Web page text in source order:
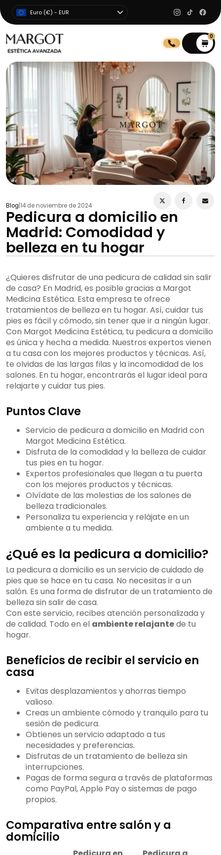
Euro (€) - EUR
0
Blog 14 de noviembre de 2024
Pedicura a domicilio en
Madrid: Comodidad y
belleza en tu hogar
¿Quieres disfrutar de una pedicura de calidad sin salir
de casa? En Madrid, es posible gracias a Margot
Medicina Estética. Esta empresa te ofrece
tratamientos de belleza en tu hogar. Así, cuidar tus
pies es fácil y cómodo, sin tener que ir a ningún lugar.
Con Margot Medicina Estética, tu pedicura a domicilio
es única y hecha a medida. Nuestros expertos vienen
a tu casa con los mejores productos y técnicas. Así,
te olvidas de las largas filas y la incomodidad de los
salones. En tu hogar, encontrarás el lugar ideal para
relajarte y cuidar tus pies.
Puntos Clave
Servicio de pedicura a domicilio en Madrid con
Margot Medicina Estética.
Disfruta de la comodidad y la belleza de cuidar
tus pies en tu hogar.
Expertos profesionales que llegan a tu puerta
con los mejores productos y técnicas.
Olvídate de las molestias de los salones de
belleza tradicionales.
Personaliza tu experiencia y relájate en un
ambiente a tu medida.
¿Qué es la pedicura a domicilio?
La pedicura a domicilio es un servicio de cuidado de
pies que se hace en tu casa. No necesitas ir a un
salón. Es una forma de disfrutar de un tratamiento de
belleza sin salir de casa.
Con este servicio, recibes atención personalizada y
de calidad. Todo en el ambiente relajantede tu
hogar.
Beneficios de recibir el servicio en
casa
Evitas desplazamientos y ahorras tiempo
valioso.
Creas un ambiente cómodo y tranquilo para tu
sesión de pedicura.
Obtienes un servicio adaptado a tus
necesidades y preferencias.
Disfrutas de un tratamiento de belleza sin
interrupciones.
Pagas de forma segura a través de plataformas
como PayPal, Apple Pay o sistemas de pago
propios.
Comparativa entre salón y a
domicilio